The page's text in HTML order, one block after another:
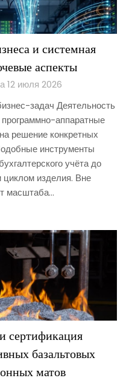
и системная
аспекты
12 июля 2026
задач Деятельность
аппаратные
решение конкретных
инструменты
учёта до
изделия. Вне
масштаба…
сертификация
базальтовых
матов